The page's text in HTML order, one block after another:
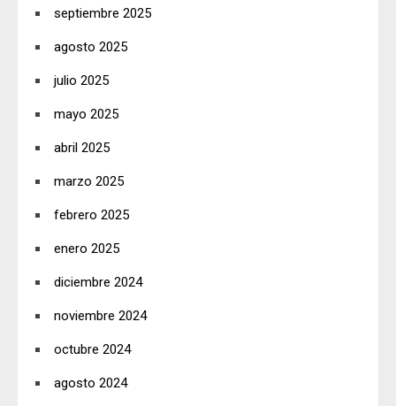
septiembre 2025
agosto 2025
julio 2025
mayo 2025
abril 2025
marzo 2025
febrero 2025
enero 2025
diciembre 2024
noviembre 2024
octubre 2024
agosto 2024